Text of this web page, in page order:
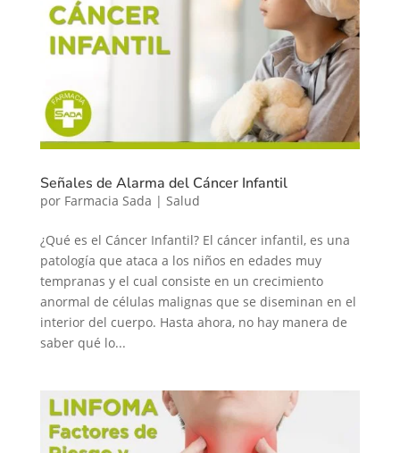
Señales de Alarma del Cáncer Infantil
por Farmacia Sada | Salud
¿Qué es el Cáncer Infantil? El cáncer infantil, es una
patología que ataca a los niños en edades muy
tempranas y el cual consiste en un crecimiento
anormal de células malignas que se diseminan en el
interior del cuerpo. Hasta ahora, no hay manera de
saber qué lo...